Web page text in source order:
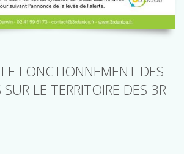
FONCTIONNEMENT DES
SUR LE TERRITOIRE DES 3R